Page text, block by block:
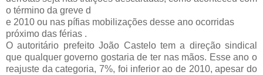
o término da greve d
e 2010 ou nas pífias mobilizações desse ano ocorridas
próximo das férias .
O autoritário prefeito João Castelo tem a direção sindical
que qualquer governo gostaria de ter nas mãos. Esse ano o
reajuste da categoria, 7%, foi inferior ao de 2010, apesar do